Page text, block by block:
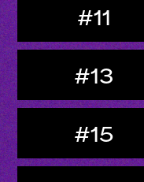
#11
#13
#15